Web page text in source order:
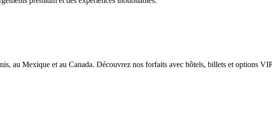
au Mexique et au Canada. Découvrez nos forfaits avec hôtels, billets et options